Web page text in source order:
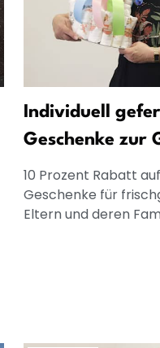
Individuell
Geschenke zur
10 Prozent Rabatt
Geschenke für
Eltern und deren